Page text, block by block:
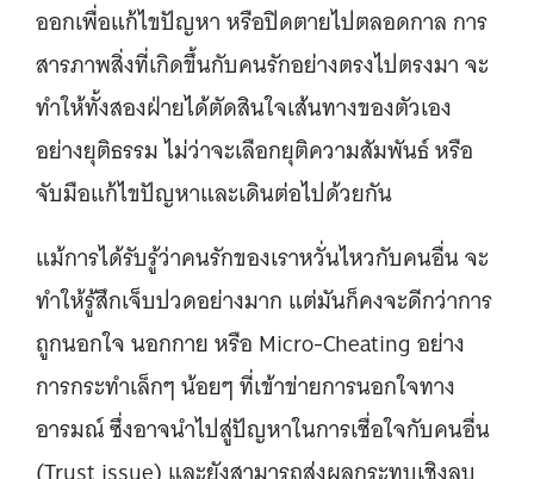
ออกเพื่อแก้ไขปัญหา หรือปิดตายไปตลอดกาล การ
สารภาพสิ่งที่เกิดขึ้นกับคนรักอย่างตรงไปตรงมา จะ
ทำให้ทั้งสองฝ่ายได้ตัดสินใจเส้นทางของตัวเอง
อย่างยุติธรรม ไม่ว่าจะเลือกยุติความสัมพันธ์ หรือ
จับมือแก้ไขปัญหาและเดินต่อไปด้วยกัน
แม้การได้รับรู้ว่าคนรักของเราหวั่นไหวกับคนอื่น จะ
ทำให้รู้สึกเจ็บปวดอย่างมาก แต่มันก็คงจะดีกว่าการ
ถูกนอกใจ นอกกาย หรือ Micro-Cheating อย่าง
การกระทำเล็กๆ น้อยๆ ที่เข้าข่ายการนอกใจทาง
อารมณ์ ซึ่งอาจนำไปสู่ปัญหาในการเชื่อใจกับคนอื่น